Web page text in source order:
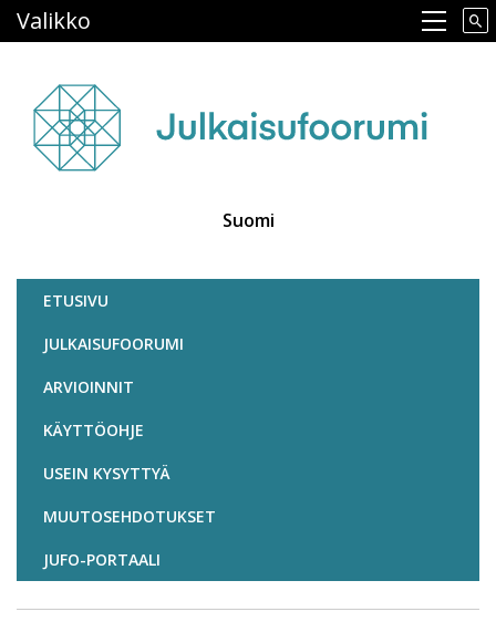
pääsisältöön
Main navigation
Valikko
Suomi
Julkaisufoorumi
ETUSIVU
JULKAISUFOORUMI
ARVIOINNIT
KÄYTTÖOHJE
USEIN KYSYTTYÄ
MUUTOSEHDOTUKSET
JUFO-PORTAALI